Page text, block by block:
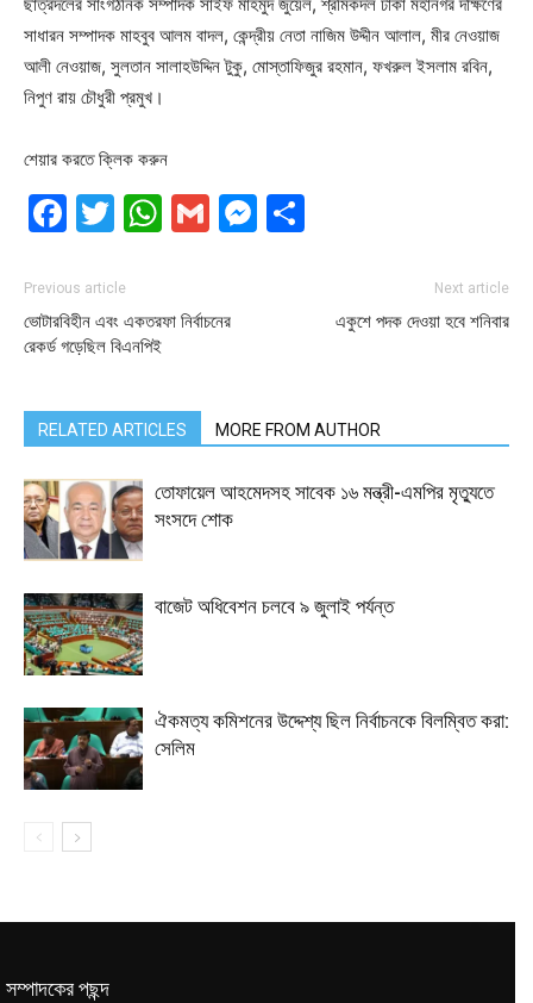
সাধারন সম্পাদক মাহবুব আলম বাদল, কেন্দ্রীয় নেতা নাজিম উদ্দীন আলাল, মীর নেওয়াজ
আলী নেওয়াজ, সুলতান সালাহউদ্দিন টুকু, মোস্তাফিজুর রহমান, ফখরুল ইসলাম রবিন,
নিপুণ রায় চৌধুরী প্রমুখ।
শেয়ার করতে ক্লিক করুন
Facebook
Twitter
WhatsApp
GmailMessenger
Previous article
ভোটারবিহীন এবং একতরফা নির্বাচনের
রেকর্ড গড়েছিল বিএনপিই
Next article
একুশে পদক দেওয়া হবে শনিবার
RELATED ARTICLES MORE FROM AUTHOR
তোফায়েল আহমেদসহ সাবেক ১৬ মন্ত্রী-এমপির মৃত্যুতে
সংসদে শোক
বাজেট অধিবেশন চলবে ৯ জুলাই পর্যন্ত
ঐকমত্য কমিশনের উদ্দেশ্য ছিল নির্বাচনকে বিলম্বিত করা:
সেলিম
সম্পাদকের পছন্দ